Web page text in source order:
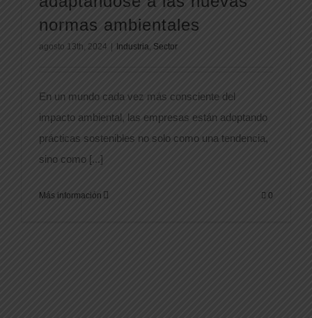
normas ambientales
agosto 13th, 2024 | Industria Sector
En un mundo cada vez más consciente del
impacto ambiental, las empresas están adoptando
prácticas sostenibles no solo como una tendencia,
sino como [...]
Más información 0